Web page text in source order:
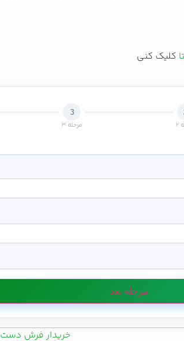
کلیک کنی
3
مرحله 3
مرحله بعد